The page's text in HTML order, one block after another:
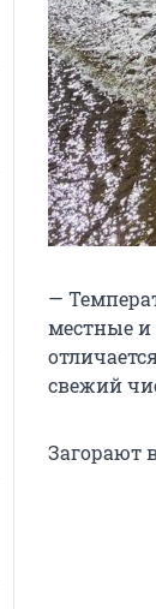
—
местные и
свежий
Загорают